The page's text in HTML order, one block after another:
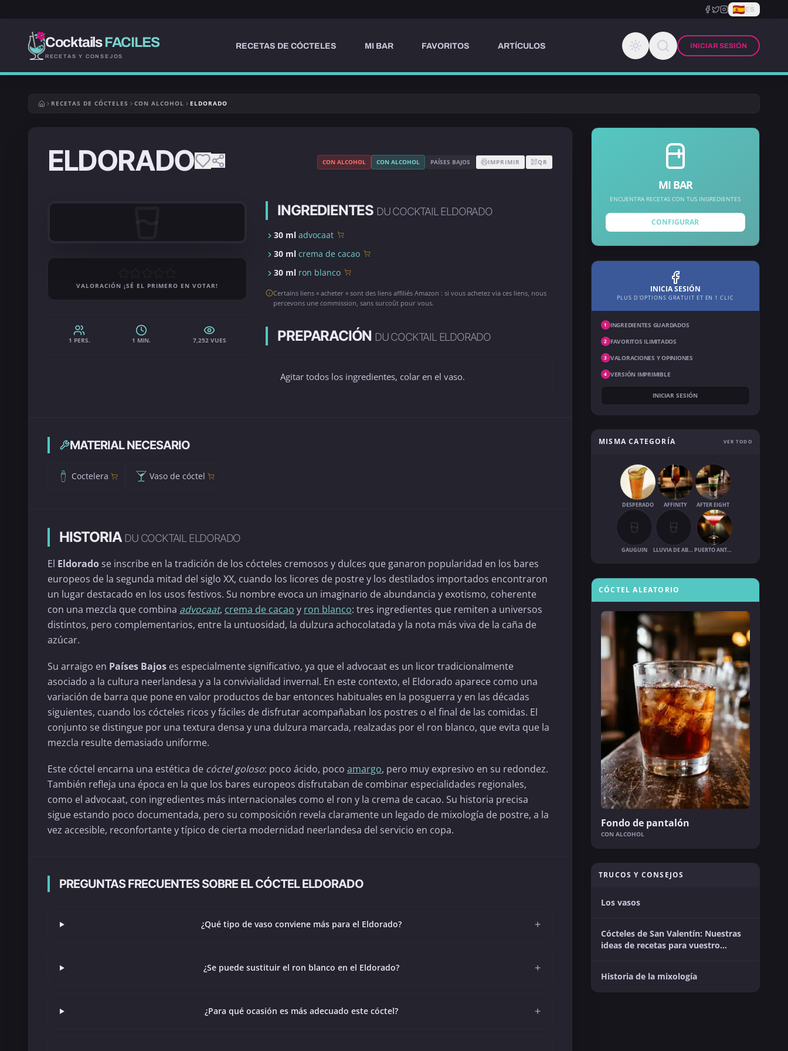
ES
CocktailsFACILES
RECETAS Y CONSEJOS
RECETAS DE CÓCTELES MI BAR FAVORITOS ARTÍCULOS INICIAR SESIÓN
RECETAS DE CÓCTELES CON ALCOHOL ELDORADO
ELDORADO CON ALCOHOL CON ALCOHOL PAÍSES BAJOS IMPRIMIR QR
VALORACIÓN ¡SÉ EL PRIMERO EN VOTAR!
1 PERS. 1 MIN. 7,252 VUES
INGREDIENTES DU COCKTAIL ELDORADO
30 mladvocaat
30 mlcrema de cacao
30 ml ron blanco
Certains liens « acheter » sont des liens affiliés Amazon : si vous achetez via ces liens, nous
percevons une commission, sans surcoût pour vous.
PREPARACIÓN DU COCKTAIL ELDORADO
Agitar todos los ingredientes, colar en el vaso.
MATERIAL NECESARIO
Coctelera Vaso de cóctel
HISTORIADU COCKTAIL ELDORADO
El Eldorado se inscribe en la tradición de los cócteles cremosos y dulces que ganaron popularidad en los bares
europeos de la segunda mitad del siglo XX, cuando los licores de postre y los destilados importados encontraron
un lugar destacado en los usos festivos. Su nombre evoca un imaginario de abundancia y exotismo, coherente
con una mezcla que combina advocaat, crema de cacao y ron blanco: tres ingredientes que remiten a universos
distintos, pero complementarios, entre la untuosidad, la dulzura achocolatada y la nota más viva de la caña de
azúcar.
Su arraigo en Países Bajos es especialmente significativo, ya que el advocaat es un licor tradicionalmente
asociado a la cultura neerlandesa y a la convivialidad invernal. En este contexto, el Eldorado aparece como una
variación de barra que pone en valor productos de bar entonces habituales en la posguerra y en las décadas
siguientes, cuando los cócteles ricos y fáciles de disfrutar acompañaban los postres o el final de las comidas. El
conjunto se distingue por una textura densa y una dulzura marcada, realzadas por el ron blanco, que evita que la
mezcla resulte demasiado uniforme.
Este cóctel encarna una estética de cóctel goloso: poco ácido, poco amargo, pero muy expresivo en su redondez.
También refleja una época en la que los bares europeos disfrutaban de combinar especialidades regionales,
como el advocaat, con ingredientes más internacionales como el ron y la crema de cacao. Su historia precisa
sigue estando poco documentada, pero su composición revela claramente un legado de mixología de postre, a la
vez accesible, reconfortante y típico de cierta modernidad neerlandesa del servicio en copa.
PREGUNTAS FRECUENTES SOBRE EL CÓCTEL ELDORADO
¿Qué tipo de vaso conviene más para el Eldorado? +
¿Se puede sustituir el ron blanco en el Eldorado? +
¿Para qué ocasión es más adecuado este cóctel? +
MI BAR
ENCUENTRA RECETAS CON TUS INGREDIENTES
CONFIGURAR
INICIA SESIÓN
PLUS D'OPTIONS GRATUIT ET EN 1 CLIC
1 INGREDIENTES GUARDADOS
2 FAVORITOS ILIMITADOS
3 VALORACIONES Y OPINIONES
4 VERSIÓN IMPRIMIBLE
INICIAR SESIÓN
MISMA CATEGORÍA VER TODO
DESPERADO AFFINITY AFTER EIGHT
GAUGUIN LLUVIA DE ABRIL PUERTO ANTONIO
CÓCTEL ALEATORIO
Fondo de pantalón
CON ALCOHOL
TRUCOS Y CONSEJOS
Los vasos
Cócteles de San Valentín: Nuestras
ideas de recetas para vuestro
Historia de la mixología